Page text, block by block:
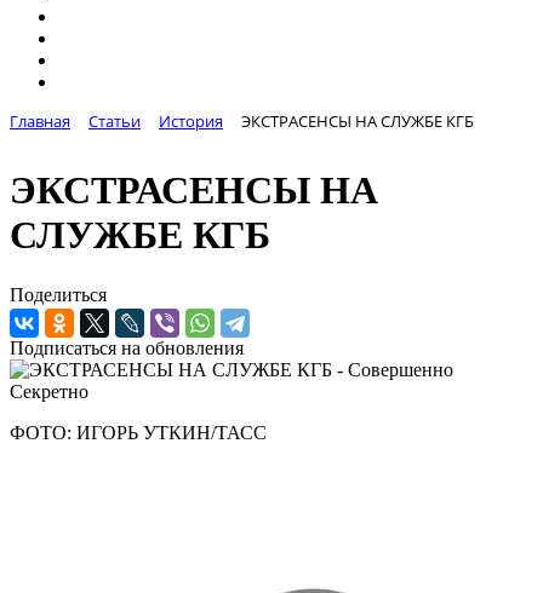
Главная Статьи История ЭКСТРАСЕНСЫ НА СЛУЖБЕ КГБ
ЭКСТРАСЕНСЫ НА
СЛУЖБЕ КГБ
Поделиться
Подписаться на обновления
ФОТО: ИГОРЬ УТКИН/ТАСС